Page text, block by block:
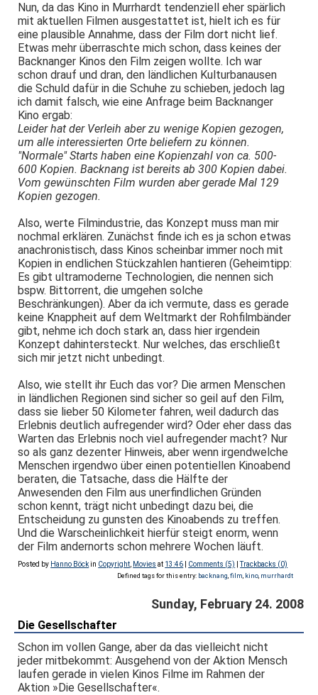
Nun, da das Kino in Murrhardt tendenziell eher spärlich
mit aktuellen Filmen ausgestattet ist, hielt ich es für
eine plausible Annahme, dass der Film dort nicht lief.
Etwas mehr überraschte mich schon, dass keines der
Backnanger Kinos den Film zeigen wollte. Ich war
schon drauf und dran, den ländlichen Kulturbanausen
die Schuld dafür in die Schuhe zu schieben, jedoch lag
ich damit falsch, wie eine Anfrage beim Backnanger
Kino ergab:
Leider hat der Verleih aber zu wenige Kopien gezogen,
um alle interessierten Orte beliefern zu können.
"Normale" Starts haben eine Kopienzahl von ca. 500-
600 Kopien. Backnang ist bereits ab 300 Kopien dabei.
Vom gewünschten Film wurden aber gerade Mal 129
Kopien gezogen.
Also, werte Filmindustrie, das Konzept muss man mir
nochmal erklären. Zunächst finde ich es ja schon etwas
anachronistisch, dass Kinos scheinbar immer noch mit
Kopien in endlichen Stückzahlen hantieren (Geheimtipp:
Es gibt ultramoderne Technologien, die nennen sich
bspw. Bittorrent, die umgehen solche
Beschränkungen). Aber da ich vermute, dass es gerade
keine Knappheit auf dem Weltmarkt der Rohfilmbänder
gibt, nehme ich doch stark an, dass hier irgendein
Konzept dahintersteckt. Nur welches, das erschließt
sich mir jetzt nicht unbedingt.
Also, wie stellt ihr Euch das vor? Die armen Menschen
in ländlichen Regionen sind sicher so geil auf den Film,
dass sie lieber 50 Kilometer fahren, weil dadurch das
Erlebnis deutlich aufregender wird? Oder eher dass das
Warten das Erlebnis noch viel aufregender macht? Nur
so als ganz dezenter Hinweis, aber wenn irgendwelche
Menschen irgendwo über einen potentiellen Kinoabend
beraten, die Tatsache, dass die Hälfte der
Anwesenden den Film aus unerfindlichen Gründen
schon kennt, trägt nicht unbedingt dazu bei, die
Entscheidung zu gunsten des Kinoabends zu treffen.
Und die Warscheinlichkeit hierfür steigt enorm, wenn
der Film andernorts schon mehrere Wochen läuft.
Posted by Hanno Böckin Copyright Movies at 13:46 Comments (5) |Trackbacks (0)
Defined tags for this entry: backnang film kino, murrhardt
Sunday, February 24. 2008
Die Gesellschafter
Schon im vollen Gange, aber da das vielleicht nicht
jeder mitbekommt: Ausgehend von der Aktion Mensch
laufen gerade in vielen Kinos Filme im Rahmen der
Aktion »Die Gesellschafter«.